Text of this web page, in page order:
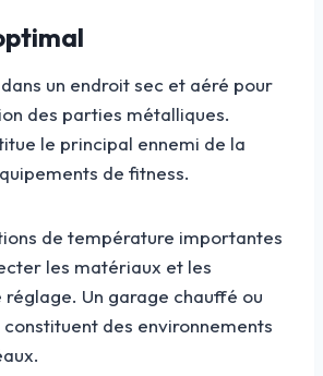
un endroit sec et aéré pour
des parties métalliques.
le principal ennemi de la
de fitness.
de température importantes
les matériaux et les
réglage. Un garage chauffé ou
des environnements